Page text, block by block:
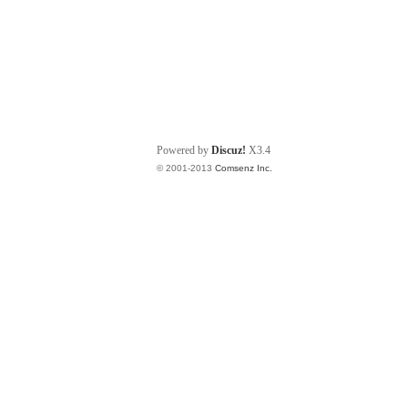
Powered by Discuz! X3.4
© 2001-2013 Comsenz Inc.